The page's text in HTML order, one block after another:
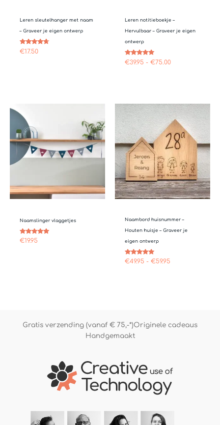
Leren sleutelhanger met naam
– Graveer je eigen ontwerp
Gewaardeerd
4.50
€17.50
Leren notitieboekje –
Hervulbaar – Graveer je eigen
ontwerp
Gewaardeerd
4.81
€39.95 - €75.00
Naamslinger vlaggetjes
Gewaardeerd
€19.95
Naambord huisnummer –
Houten huisje – Graveer je
eigen ontwerp
Gewaardeerd
€49.95 - €59.95
Prijsklasse:
€49.95
tot
€59.95
Gratis verzending (vanaf € 75,-*)Originele cadeaus
Handgemaakt